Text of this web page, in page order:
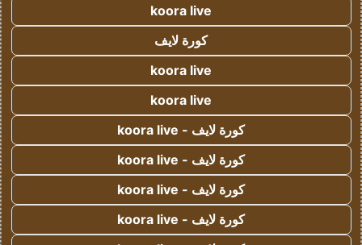
koora live
كورة لايف
koora live
koora live
كورة لايف - koora live
كورة لايف - koora live
كورة لايف - koora live
كورة لايف - koora live